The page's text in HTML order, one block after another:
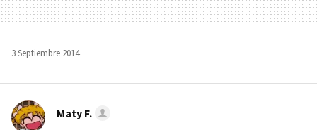
3 Septiembre 2014
Maty F.